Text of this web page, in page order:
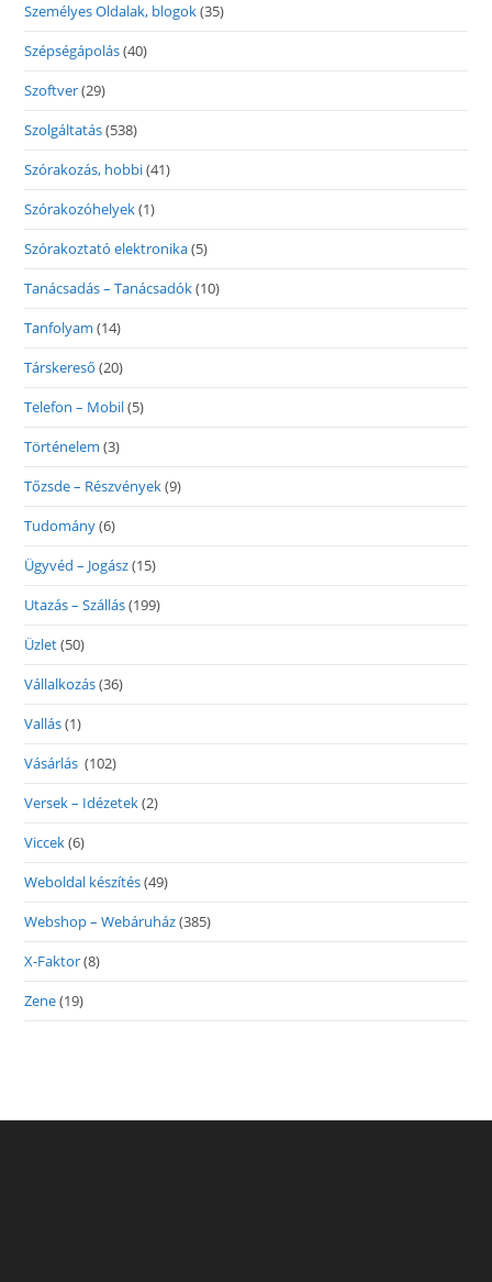
Személyes Oldalak, blogok(35)
Szépségápolás(40)
Szoftver(29)
Szolgáltatás(538)
Szórakozás, hobbi(41)
Szórakozóhelyek(1)
Szórakoztató elektronika(5)
Tanácsadás – Tanácsadók(10)
Tanfolyam (14)
Társkereső (20)
Telefon – Mobil(5)
Történelem (3)
Tőzsde – Részvények(9)
Tudomány(6)
Ügyvéd – Jogász(15)
Utazás – Szállás(199)
Üzlet(50)
Vállalkozás(36)
Vallás(1)
Vásárlás (102)
Versek – Idézetek(2)
Viccek(6)
Weboldal készítés(49)
Webshop – Webáruház(385)
X-Faktor(8)
Zene(19)